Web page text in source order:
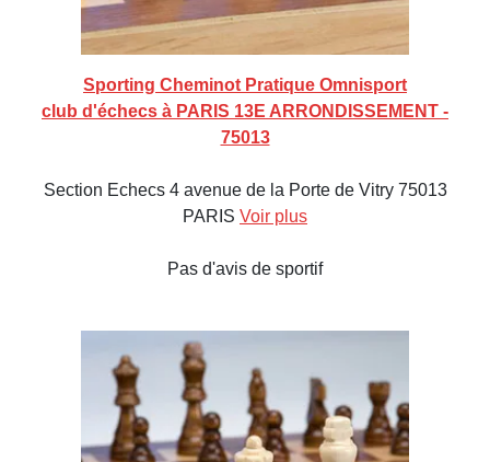
Sporting Cheminot Pratique Omnisport
club d'échecs à PARIS 13E ARRONDISSEMENT -
75013
Section Echecs 4 avenue de la Porte de Vitry 75013
PARIS Voir plus
Pas d'avis de sportif